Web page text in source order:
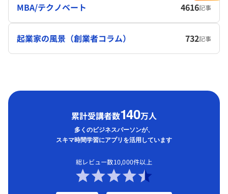
MBA/テクノベート 4616記事
起業家の風景（創業者コラム） 732記事
累計受講者数140万人
多くのビジネスパーソンが、
スキマ時間学習にアプリを活用しています
総レビュー数10,000件以上